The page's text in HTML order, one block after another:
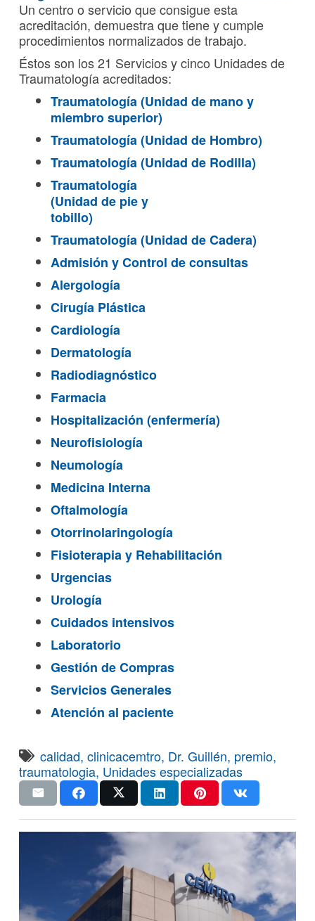
Un centro o servicio que consigue esta
acreditación, demuestra que tiene y cumple
procedimientos normalizados de trabajo.
Éstos son los 21 Servicios y cinco Unidades de
Traumatología acreditados:
Traumatología (Unidad de mano y
miembro superior)
Traumatología (Unidad de Hombro)
Traumatología (Unidad de Rodilla)
Traumatología
(Unidad de pie y
tobillo)
Traumatología (Unidad de Cadera)
Admisión y Control de consultas
Alergología
Cirugía Plástica
Cardiología
Dermatología
Radiodiagnóstico
Farmacia
Hospitalización (enfermería)
Neurofisiología
Neumología
Medicina Interna
Oftalmología
Otorrinolaringología
Fisioterapia y Rehabilitación
Urgencias
Urología
Cuidados intensivos
Laboratorio
Gestión de Compras
Servicios Generales
Atención al paciente
calidad,clinicacemtro, Dr. Guillén, premio,
traumatologia, Unidades especializadas